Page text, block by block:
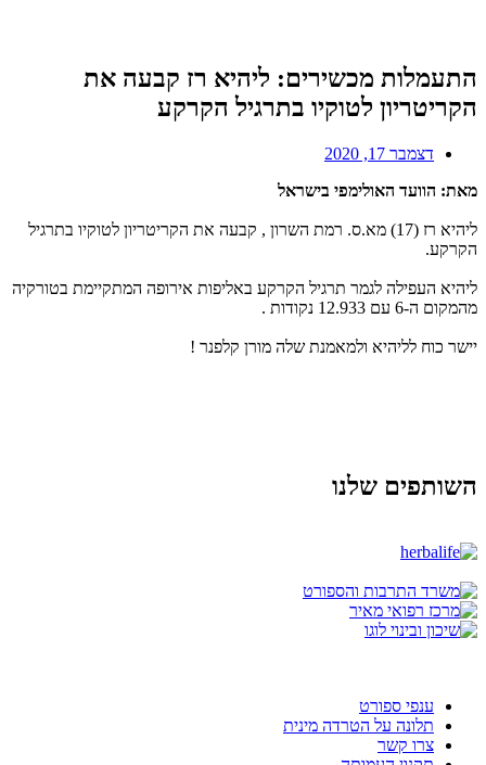
התעמלות מכשירים: ליהיא רז קבעה את
הקריטריון לטוקיו בתרגיל הקרקע
דצמבר 17, 2020
מאת: הוועד האולימפי בישראל
ליהיא רז (17) מא.ס. רמת השרון , קבעה את הקריטריון לטוקיו בתרגיל
הקרקע.
ליהיא העפילה לגמר תרגיל הקרקע באליפות אירופה המתקיימת בטורקיה
מהמקום ה-6 עם 12.933 נקודות .
יישר כוח לליהיא ולמאמנת שלה מורן קלפנר !
השותפים שלנו
ענפי ספורט
תלונה על הטרדה מינית
צרו קשר